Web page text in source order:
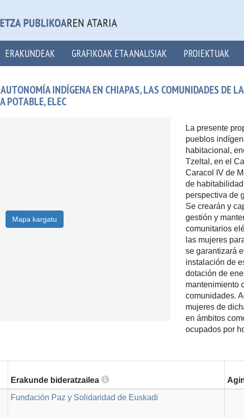
ERAKUNDEAK GRAFIKOAK ETA ANALISIAK PROIEKTUAK
INDÍGENA EN CHIAPAS, LAS COMUNIDADES DE
POTABLE, ELEC
Mapa kargatu
La presente
pueblos
habitacional,
Tzeltal, en el
Caracol IV de
de
perspectiva de
Se crearán y
gestión y
comunitarios
las mujeres
se garantizará
instalación de
dotación de
mantenimiento
comunidades.
mujeres de
en ámbitos
ocupados por
Erakunde bideratzailea
Fundación Paz y Solidaridad de Euskadi